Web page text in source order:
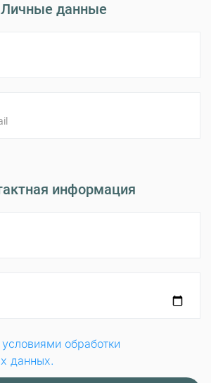
Личные данные
информация
обработки
данных.